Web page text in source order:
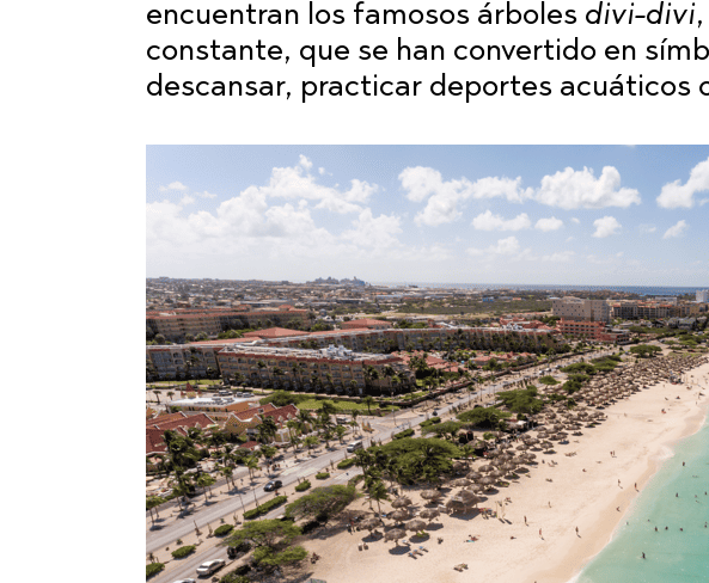
encuentran los famosos árboles divi-divi
constante, que se han convertido en
descansar, practicar deportes acuáticos